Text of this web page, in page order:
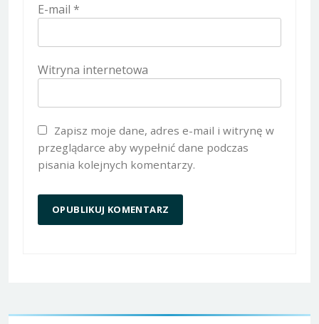
E-mail *
Witryna internetowa
Zapisz moje dane, adres e-mail i witrynę w
przeglądarce aby wypełnić dane podczas
pisania kolejnych komentarzy.